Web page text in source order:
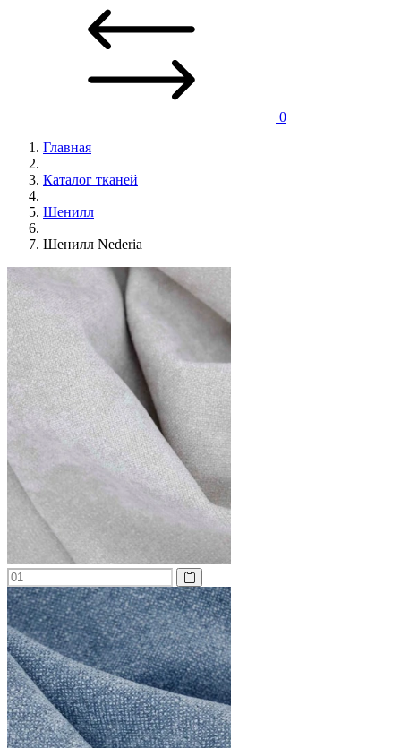
0
Главная
Каталог тканей
Шенилл
Шенилл Nederia